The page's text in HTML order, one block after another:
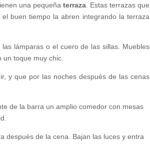
una pequeña terraza. Estas terrazas que
buen tiempo la abren integrando la terraza
lámparas o el cuero de las sillas. Muebles
toque muy chic.
y que por las noches después de las cenas
de la barra un amplio comedor con mesas
después de la cena. Bajan las luces y entra